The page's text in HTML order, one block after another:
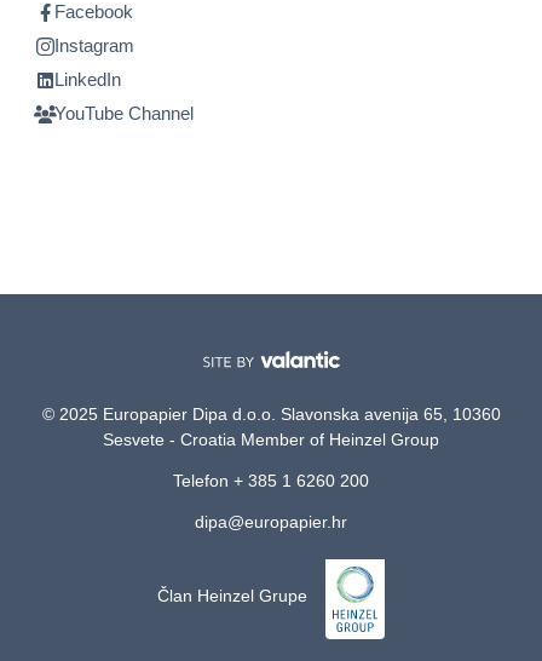
Facebook
Instagram
LinkedIn
YouTube Channel
© 2025 Europapier Dipa d.o.o. Slavonska avenija 65, 10360
Sesvete - Croatia Member of Heinzel Group
Telefon + 385 1 6260 200
dipa@europapier.hr
Član Heinzel Grupe